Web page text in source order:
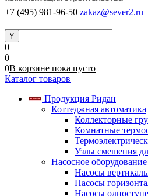
+7 (495) 981-96-50 zakaz@sever2.ru
0
0
0В корзине пока пусто
Каталог товаров
Продукция Ридан
Коттеджная автоматика
Коллекторные
Комнатные
Узлы смешения
Насосное оборудование
Насосы
Насосы
Насосы